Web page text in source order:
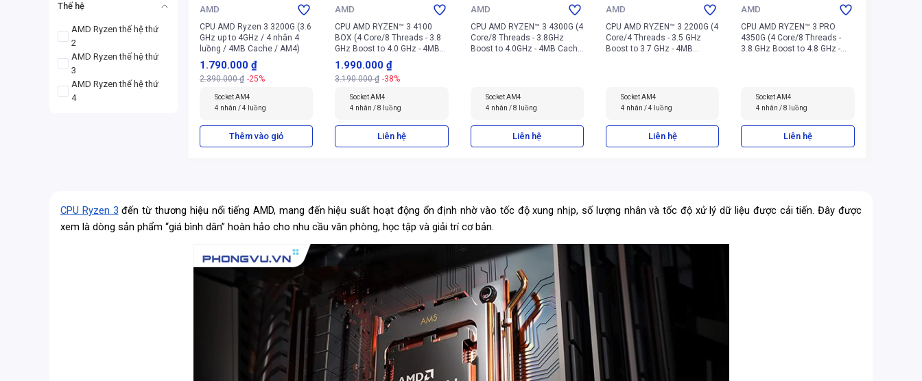
Thế hệ
AMD Ryzen thế hệ thứ
2
AMD Ryzen thế hệ thứ
3
AMD Ryzen thế hệ thứ
4
AMD
CPU AMD Ryzen 3 3200G (3.6
GHz up to 4GHz / 4 nhân 4
luồng / 4MB Cache / AM4)
1.790.000 ₫
2.390.000 ₫ -25%
Socket AM4
4 nhân / 4 luồng
Thêm vào giỏ
AMD
CPU AMD RYZEN™ 3 4100
BOX (4 Core/8 Threads - 3.8
GHz Boost to 4.0 GHz - 4MB
Cache - AM4)
1.990.000 ₫
3.190.000 ₫ -38%
Socket AM4
4 nhân / 8 luồng
Liên hệ
AMD
CPU AMD RYZEN™ 3 4300G (4
Core/8 Threads - 3.8GHz
Boost to 4.0GHz - 4MB Cache
Socket AM4
4 nhân / 8 luồng
Liên hệ
AMD
CPU AMD RYZEN™ 3 2200G (4
Core/4 Threads - 3.5 GHz
Boost to 3.7 GHz - 4MB
Socket AM4
4 nhân / 4 luồng
Liên hệ
AMD
CPU AMD RYZEN™ 3 PRO
4350G (4 Core/8 Threads -
3.8 GHz Boost to 4.8 GHz -
Socket AM4
4 nhân / 8 luồng
Liên hệ
CPU Ryzen 3 đến từ thương hiệu nổi tiếng AMD, mang đến hiệu suất hoạt động ổn định nhờ vào tốc độ xung nhịp, số lượng nhân và tốc độ xử lý dữ liệu được cải tiến. Đây được
xem là dòng sản phẩm “giá bình dân” hoàn hảo cho nhu cầu văn phòng, học tập và giải trí cơ bản.